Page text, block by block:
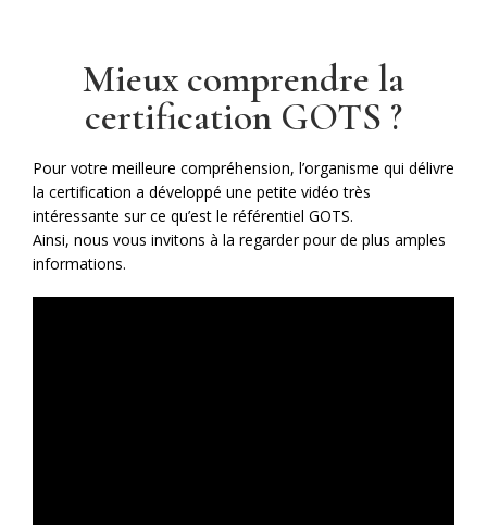
Mieux comprendre la
certification GOTS ?
Pour votre meilleure compréhension, l’organisme qui délivre
la certification a développé une petite vidéo très
intéressante sur ce qu’est le référentiel GOTS.
Ainsi, nous vous invitons à la regarder pour de plus amples
informations.